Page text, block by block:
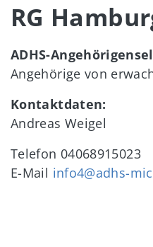
RG
ADHS-
Angehörige von
Kontaktdaten:
Andreas Weigel
Telefon 04068915023
E-Mail info4@adhs-